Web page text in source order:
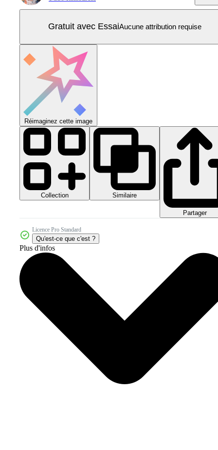
Gratuit avec EssaiAucune attribution requise
Réimaginez cette image
Collection Similaire
Partager
Licence Pro Standard
Qu'est-ce que c'est ?
Plus d'infos